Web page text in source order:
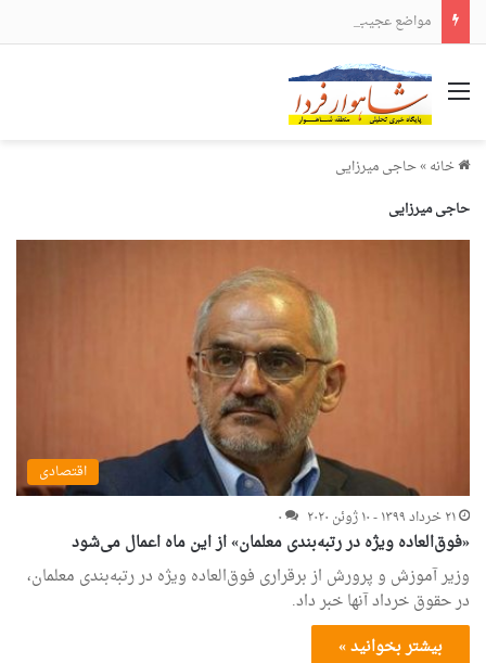
مواضع عجیب و دور از انتظار علی لاریجانی
منو
خانه»حاجی میرزایی
حاجی میرزایی
اقتصادی
۲۱ خرداد ۱۳۹۹ - ۱۰ ژوئن ۲۰۲۰
۰
«فوق‌العاده ویژه در رتبه‌بندی معلمان» از این ماه اعمال می‌شود
وزیر آموزش و پرورش از برقراری فوق‌العاده ویژه در رتبه‌بندی معلمان،
در حقوق خرداد آنها خبر داد.
بیشتر بخوانید »